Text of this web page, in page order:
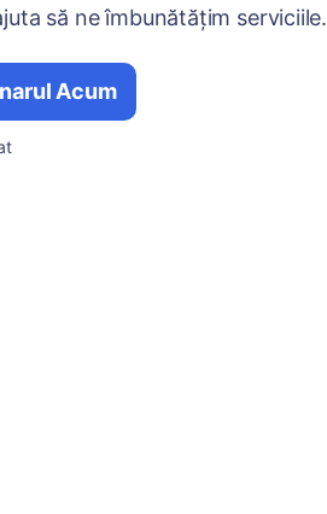
să ne îmbunătățim serviciile.
Acum